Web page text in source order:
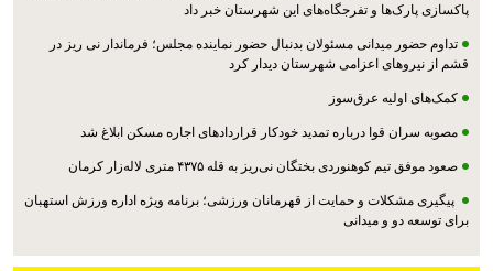
پاکسازی پارک‌ها و تفرجگاه‌های این شهرستان خبر داد
تداوم حضور میدانی مسئولان بدنبال حضور نماینده مجلس؛ فرماندار نی ریز در
قشم از نیروهای اعزامی شهرستان دیدار کرد
کمک‌های اولیه عرق‌سوز
مصوبه سران قوا درباره تمدید خودکار قراردادهای اجاره مسکن ابلاغ شد
صعود موفق تیم کوهنوردی بختگان نی‌ریز به قله ۴۳۷۵ متری لاله‌زار کرمان
پیگیری مشکلات و حمایت از قهرمانان ورزشی؛ برنامه ویژه اداره ورزش استهبان
برای توسعه دو و میدانی